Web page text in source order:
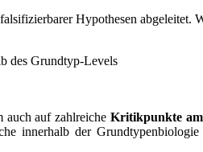
Hypothesen
des Grundtyp-Levels
auf zahlreiche Kritikpunkte
innerhalb der